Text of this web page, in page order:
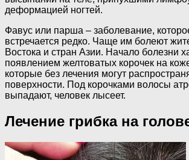
деформацией ногтей.
Фавус или парша – заболевание,
встречается редко. Чаще им болеют
Востока и стран Азии. Начало болезни
появлением желтоватых корочек на
которые без лечения могут
поверхности. Под корочками волосы
выпадают, человек лысеет.
Лечение грибка на